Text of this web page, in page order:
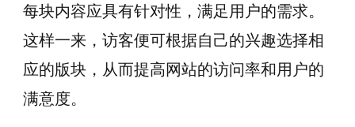
每块内容应具有针对性，满足用户的需求。
这样一来，访客便可根据自己的兴趣选择相
应的版块，从而提高网站的访问率和用户的
满意度。